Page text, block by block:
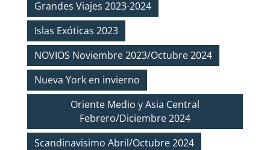
Grandes Viajes 2023-2024
Islas Exóticas 2023
NOVIOS Noviembre 2023/Octubre 2024
Nueva York en invierno
Oriente Medio y Asia Central
Febrero/Diciembre 2024
Scandinavisimo Abril/Octubre 2024